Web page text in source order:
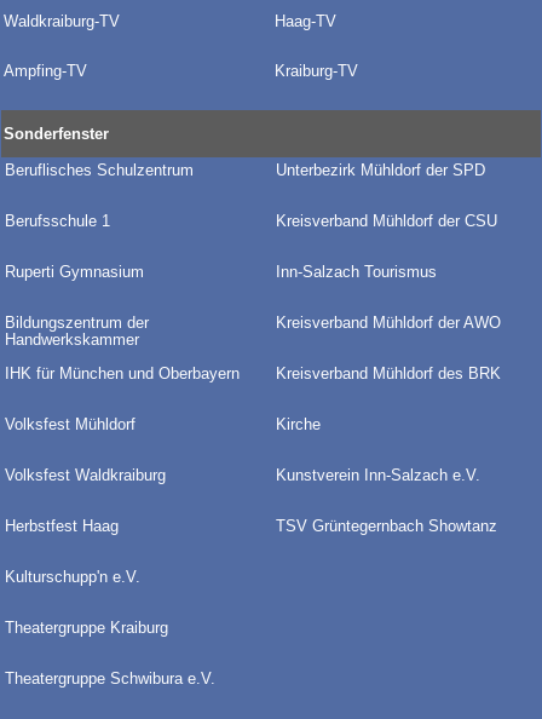
Waldkraiburg-TV Haag-TV
Ampfing-TV Kraiburg-TV
Sonderfenster
Beruflisches Schulzentrum
Unterbezirk Mühldorf der SPD
Berufsschule 1 Kreisverband Mühldorf der CSU
Ruperti Gymnasium Inn-Salzach Tourismus
Bildungszentrum der
Handwerkskammer
Kreisverband Mühldorf der AWO
IHK für München und Oberbayern Kreisverband Mühldorf des BRK
Volksfest Mühldorf Kirche
Volksfest Waldkraiburg Kunstverein Inn-Salzach e.V.
Herbstfest Haag TSV Grüntegernbach Showtanz
Kulturschupp'n e.V.
Theatergruppe Kraiburg
Theatergruppe Schwibura e.V.